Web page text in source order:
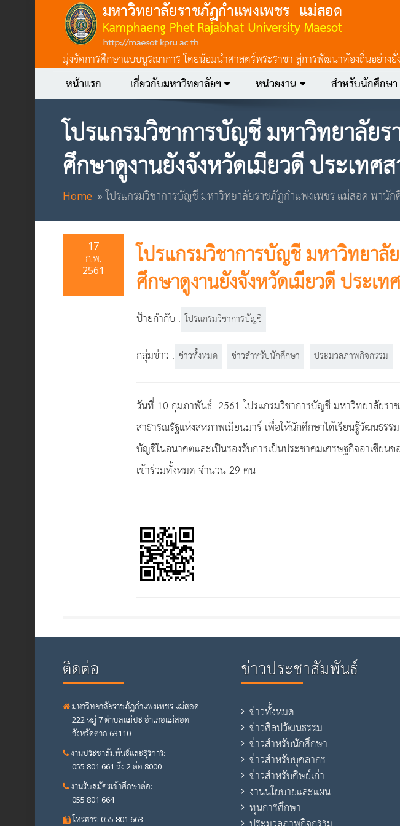
มุ่งจัดการศึกษาแบบบูรณาการ โดยน้อมนำศาสตร์พระราชา สู่การพัฒนาท้องถิ่นอย่างยั่
หน้าแรก เกี่ยวกับมหาวิทยาลัยฯ หน่วยงาน สำหรับนักศึกษา
โปรแกรมวิชาการบัญชี มหาวิทยาลัย
ศึกษาดูงานยังจังหวัดเมียวดี ประเทศ
Home โปรแกรมวิชาการบัญชี มหาวิทยาลัยราชภัฏกำแพงเพชร แม่สอด พานั
17
ก.พ.
2561
โปรแกรมวิชาการบัญชี มหาวิทยาลั
ศึกษาดูงานยังจังหวัดเมียวดี ประเ
ป้ายกำกับ : โปรแกรมวิชาการบัญชี
กลุ่มข่าว : ข่าวทั้งหมด ข่าวสำหรับนักศึกษา ประมวลภาพกิจกรรม
วันที่ 10 กุมภาพันธ์ 2561 โปรแกรมวิชาการบัญชี มหาวิทยาลัยรา
สาธารณรัฐแห่งสหภาพเมียนมาร์ เพื่อให้นักศึกษาได้เรียนรู้วัฒนธร
บัญชีในอนาคตและเป็นรองรับการเป็นประชาคมเศรษฐกิจอาเซีย
เข้าร่วมทั้งหมด จำนวน 29 คน
ติดต่อ
มหาวิทยาลัยราชภัฏกำแพงเพชร แม่สอด
222 หมู่ 7 ตำบลแม่ปะ อำเภอแม่สอด
จังหวัดตาก 63110
งานประชาสัมพันธ์และธุรการ:
055 801 661 ถึง 2 ต่อ 8000
งานรับสมัครเข้าศึกษาต่อ:
055 801 664
โทรสาร: 055 801 663
ข่าวประชาสัมพันธ์
ข่าวทั้งหมด
ข่าวศิลปวัฒนธรรม
ข่าวสำหรับนักศึกษา
ข่าวสำหรับบุคลากร
ข่าวสำหรับศิษย์เก่า
งานนโยบายและแผน
ทุนการศึกษา